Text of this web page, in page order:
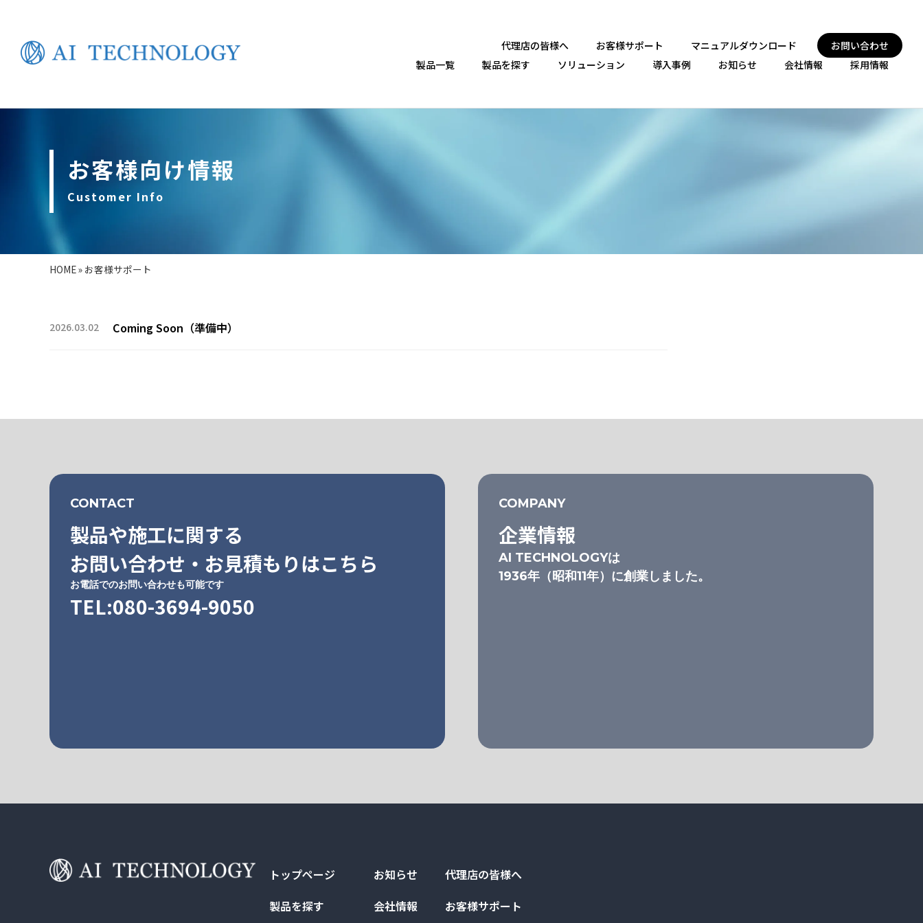
代理店の皆様へ お客様サポート マニュアルダウンロード
お問い合わせ
製品一覧
製品を探す ソリューション 導入事例 お知らせ 会社情報 採用情報
お客様向け情報
Customer Info
HOME» お客様サポート
2026.03.02 Coming Soon（準備中）
CONTACT
製品や施工に関する
お問い合わせ・お見積もりはこちら
お電話でのお問い合わせも可能です
TEL:080-3694-9050
COMPANY
企業情報
AI TECHNOLOGYは
1936年（昭和11年）に創業しました。
トップページ
製品を探す
お知らせ
会社情報
代理店の皆様へ
お客様サポート